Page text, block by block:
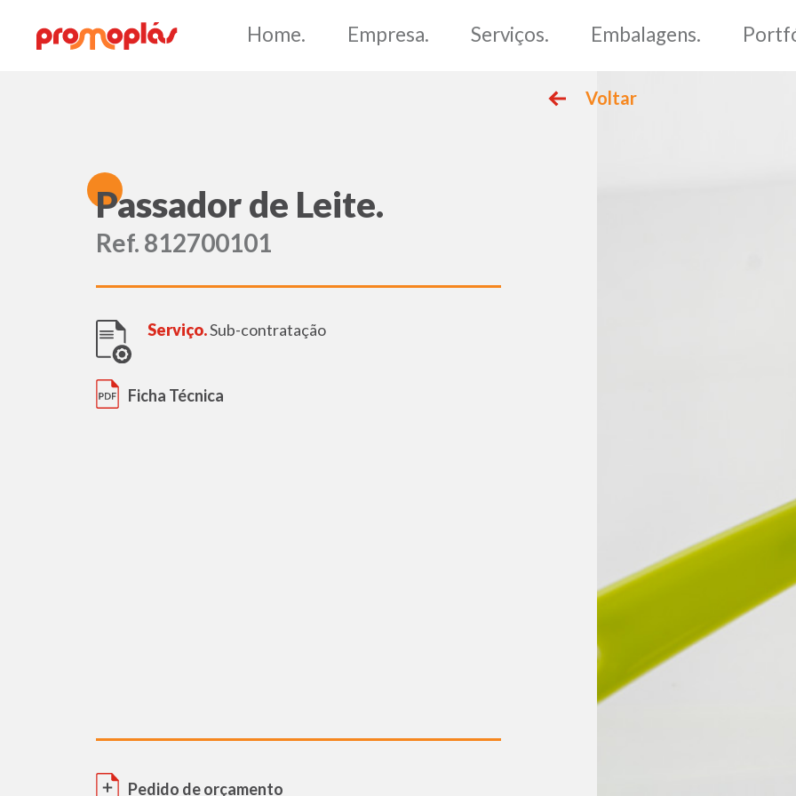
Home. Empresa. Serviços.
Passador de Leite.
Ref. 812700101
Serviço.Sub-contratação
Ficha Técnica
Pedido de orçamento
Voltar